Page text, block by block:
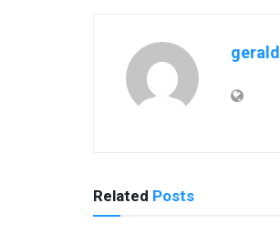
gerald
Related Posts